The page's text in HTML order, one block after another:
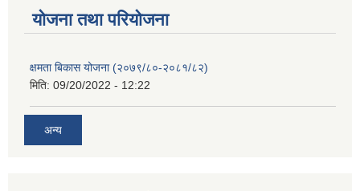
याेजना तथा परियाेजना
क्षमता बिकास योजना (२०७९/८०-२०८१/८२)
मिति: 09/20/2022 - 12:22
अन्य